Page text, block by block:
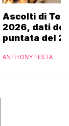
Ascolti di
2026, dati
puntata del
ANTHONY FESTA